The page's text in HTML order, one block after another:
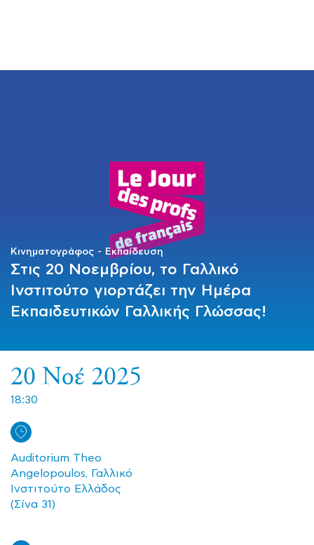
20 Νοέ 2025
18:30
Auditorium Theo
Angelopoulos, Γαλλικό
Ινστιτούτο Ελλάδος
(Σίνα 31)
Κινηματογράφος Εκπαίδευση
Στις 20 Νοεμβρίου, το Γαλλικό
Ινστιτούτο γιορτάζει την Ημέρα
Εκπαιδευτικών Γαλλικής Γλώσσας!